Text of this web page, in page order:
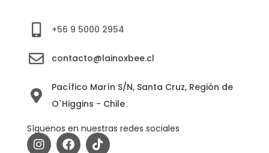
+56 9 5000 2954
contacto@lainoxbee.cl
Pacífico Marín S/N, Santa Cruz, Región de
O`Higgins - Chile
Síguenos en nuestras redes sociales